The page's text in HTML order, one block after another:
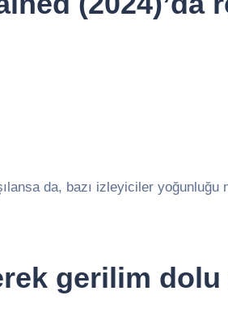
da, bazı izleyiciler yoğunluğu
gerilim dolu